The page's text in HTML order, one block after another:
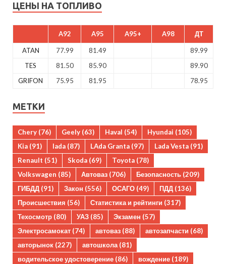
ЦЕНЫ НА ТОПЛИВО
A92 A95 A95+ A98 ДТ
ATAN 77.99 81.49
89.99
TES
81.50 85.90
89.90
GRIFON
75.95 81.95 78.95
МЕТКИ
Chery (76) Geely (63) Haval (54) Hyundai (105)
Kia (91) lada (87) LAda Granta (97) Lada Vesta (91)
Renault (51) Skoda (69) Toyota (78)
Volkswagen (85) Автоваз (706) Безопасность (209)
ГИБДД (91) Закон (556) ОСАГО (49) ПДД (136)
Происшествия (56) Статистика и рейтинги (317)
Техосмотр (80) УАЗ (85) Экзамен (57)
Электросамокат (74) автоваз (88) автозапчасти (68)
авторынок (227) автошкола(81)
водительское удостоверение (86) вождение (189)